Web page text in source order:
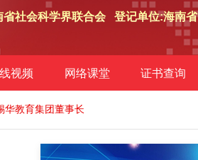
省社会科学界联合会 登记单位:海南
视频 网络课堂 证书查询
教育集团董事长